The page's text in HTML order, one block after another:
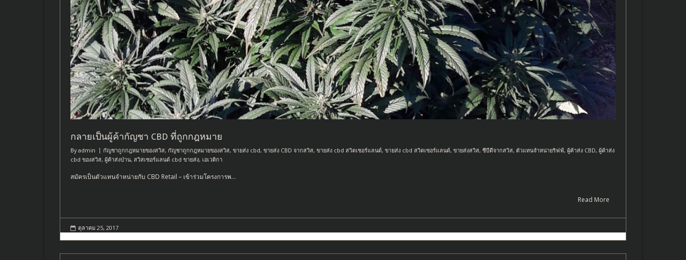
กลายเป็นผู้ค้ากัญชา CBD ที่ถูกกฎหมาย
Byadmin กัญชาถูกกฎหมายของสวิส, กัญชาถูกกฎหมายของสวิส, ขายส่ง cbd, ขายส่ง CBD จากสวิส, ขายส่ง cbd สวิตเซอร์แลนด์, ขายส่ง cbd สวิตเซอร์แลนด์, ขายส่งสวิส, ซีบีดีจากสวิส, ตัวแทนจำหน่ายริฟฟ์, ผู้ค้าส่ง CBD, ผู้ค้าส่ง
cbd ของสวิส, ผู้ค้าส่งป่าน, สวิสเซอร์แลนด์ cbd ขายส่ง, เอเวติกา
สมัครเป็นตัวแทนจำหน่ายกับ CBD Retail – เข้าร่วมโครงการพ…
Read More
ตุลาคม 25, 2017